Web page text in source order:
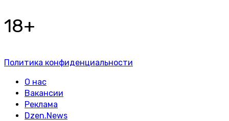
18+
Политика конфиденциальности
О нас
Вакансии
Реклама
Dzen.News